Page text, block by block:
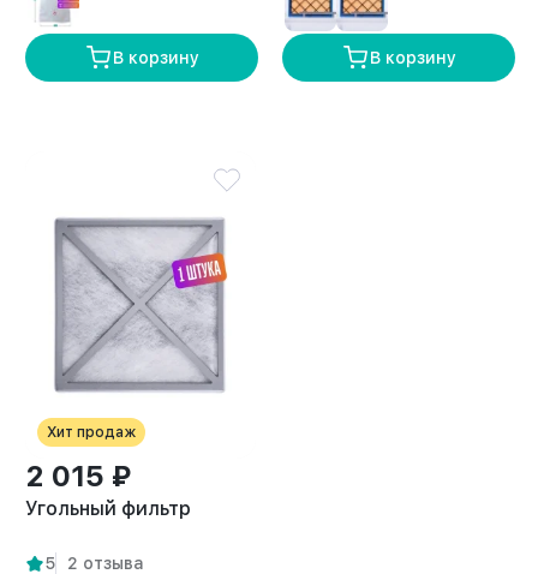
В корзину В корзину
Хит продаж
2 015 ₽
Угольный фильтр
5 2 отзыва